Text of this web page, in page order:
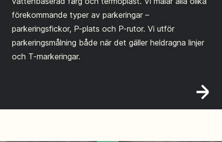
förekommande typer av parkeringar –
parkeringsfickor, P-plats och P-rutor. Vi utför
parkeringsmålning både när det gäller heldragna linjer
och T-markeringar.